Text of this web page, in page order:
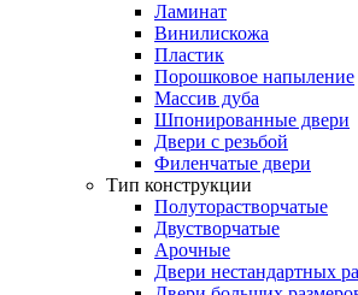
Ламинат
Винилискожа
Пластик
Порошковое напыление
Массив дуба
Шпонированные двери
Двери с резьбой
Филенчатые двери
Тип конструкции
Полуторастворчатые
Двустворчатые
Арочные
Двери нестандартных